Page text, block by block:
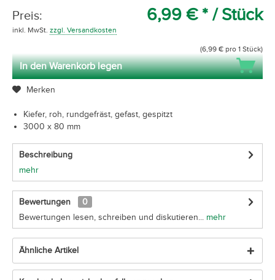
Preis: 6,99 € * / Stück
inkl. MwSt. zzgl. Versandkosten
(6,99 € pro 1 Stück)
In den Warenkorb legen
Merken
Kiefer, roh, rundgefräst, gefast, gespitzt
3000 x 80 mm
Beschreibung
mehr
Bewertungen
0
Bewertungen lesen, schreiben und diskutieren... mehr
Ähnliche Artikel